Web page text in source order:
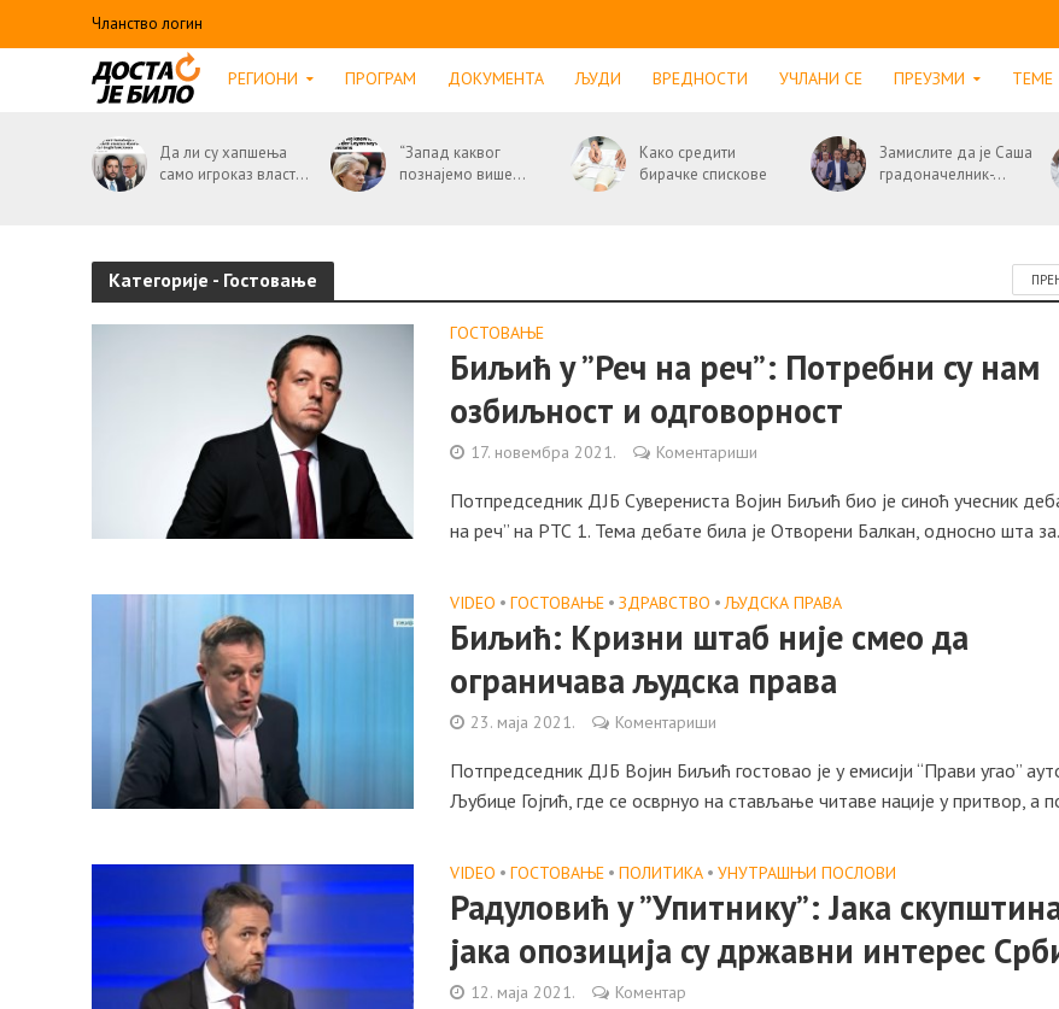
Чланство логин
РЕГИОНИ ПРОГРАМ ДОКУМЕНТА ЉУДИ ВРЕДНОСТИ УЧЛАНИ СЕ ПРЕУЗМИ ТЕМЕ
Да ли су хапшења
само игроказ власт...
“Запад каквог
познајемо више...
Како средити
бирачке спискове
Замислите да је Саша
градоначелник-...
Категорије - Гостовање
ГОСТОВАЊЕ
Биљић у ”Реч на реч”: Потребни су нам
озбиљност и одговорност
17. новембра 2021. Коментариши
Потпредседник ДЈБ Суверениста Војин Биљић био је синоћ учесник
на реч” на РТС 1. Тема дебате била је Отворени Балкан, односно шта
VIDEO • ГОСТОВАЊЕ • ЗДРАВСТВО • ЉУДСКА ПРАВА
Биљић: Кризни штаб није смео да
ограничава људска права
23. маја 2021. Коментариши
Потпредседник ДЈБ Војин Биљић гостовао је у емисији “Прави угао”
Љубице Гојгић, где се осврнуо на стављање читаве нације у притвор, а
VIDEO • ГОСТОВАЊЕ • ПОЛИТИКА • УНУТРАШЊИ ПОСЛОВИ
Радуловић у ”Упитнику”: Јака
јака опозиција су државни интерес
12. маја 2021. Коментар